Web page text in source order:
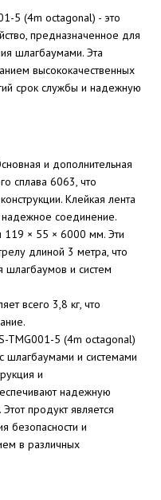
5 (4m octagonal) - это
предназначенное для
шлагбаумами. Эта
высококачественных
срок службы и надежную
и дополнительная
сплава 6063, что
Клейкая лента
соединение.
119 × 55 × 6000 мм. Эти
длиной 3 метра, что
и систем
всего 3,8 кг, что
TMG001-5 (4m octagonal)
шлагбаумами и системами
и
надежную
продукт является
безопасности и
в различных